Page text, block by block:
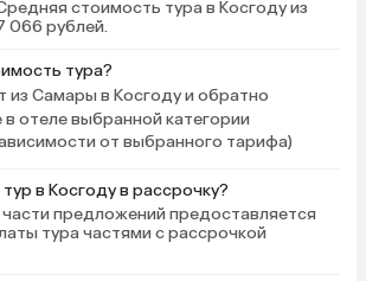
стоимость тура в Косгоду из
рублей.
тура?
из Самары в Косгоду и обратно
отеле выбранной категории
от выбранного тарифа)
в Косгоду в рассрочку?
предложений предоставляется
тура частями с рассрочкой